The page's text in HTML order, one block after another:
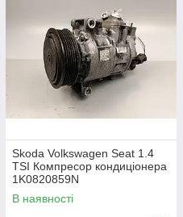
Skoda Volkswagen Seat 1.4
TSI Компресор кондиціонера
1K0820859N
В наявності